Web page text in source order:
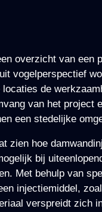
overzicht van een
vogelperspectief
de
van het project
een stedelijke
zien hoe
bij
Met behulp van
injectiemiddel,
verspreidt zich